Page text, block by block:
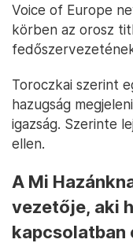
Voice of Europe
körben az orosz
Toroczkai szerint
hazugság
igazság. Szerinte
ellen.
A Mi
vezetője, aki
kapcsolatban